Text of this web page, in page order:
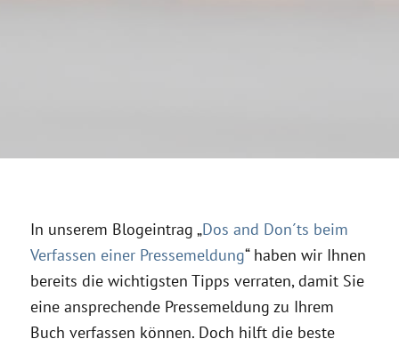
In unserem Blogeintrag „Dos and Don´ts beim
Verfassen einer Pressemeldung“ haben wir Ihnen
bereits die wichtigsten Tipps verraten, damit Sie
eine ansprechende Pressemeldung zu Ihrem
Buch verfassen können. Doch hilft die beste